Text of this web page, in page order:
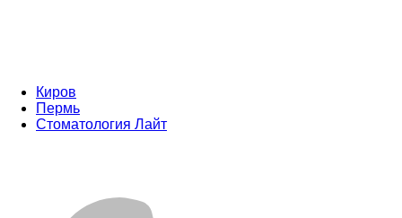
Киров
Пермь
Стоматология Лайт